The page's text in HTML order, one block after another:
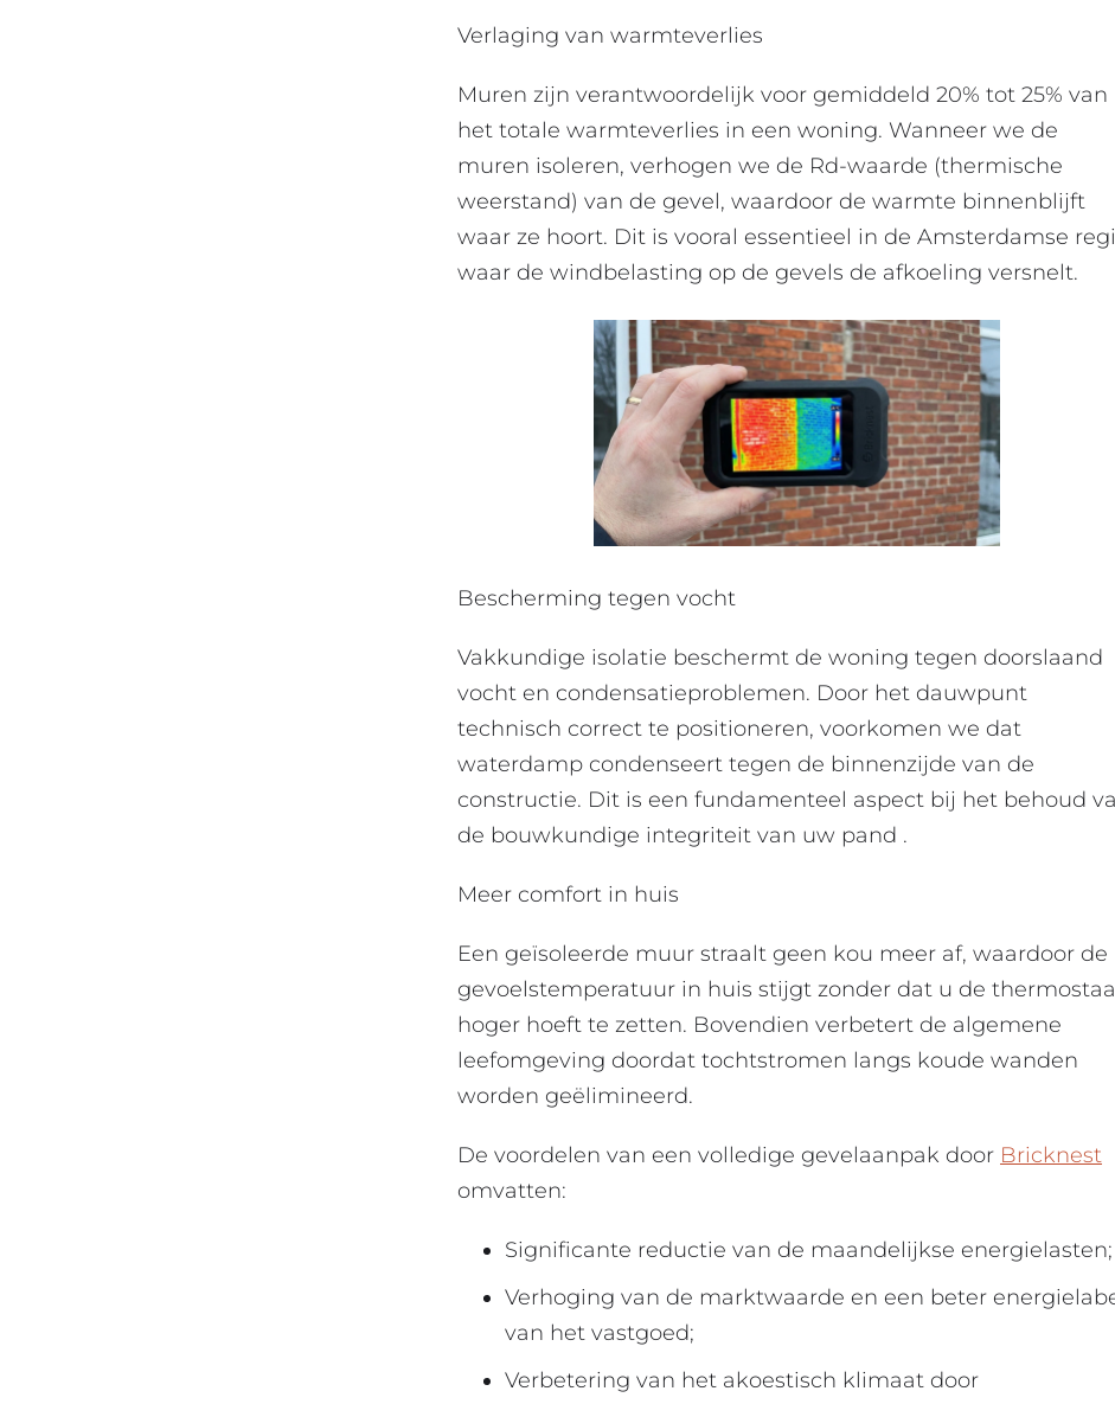
Verlaging van warmteverlies
Muren zijn verantwoordelijk voor gemiddeld 20% tot 25% van
het totale warmteverlies in een woning. Wanneer we de
muren isoleren, verhogen we de Rd-waarde (thermische
weerstand) van de gevel, waardoor de warmte binnenblijft
waar ze hoort. Dit is vooral essentieel in de Amsterdamse
waar de windbelasting op de gevels de afkoeling versnelt.
Bescherming tegen vocht
Vakkundige isolatie beschermt de woning tegen doorslaand
vocht en condensatieproblemen. Door het dauwpunt
technisch correct te positioneren, voorkomen we dat
waterdamp condenseert tegen de binnenzijde van de
constructie. Dit is een fundamenteel aspect bij het behoud
de bouwkundige integriteit van uw pand .
Meer comfort in huis
Een geïsoleerde muur straalt geen kou meer af, waardoor de
gevoelstemperatuur in huis stijgt zonder dat u de
hoger hoeft te zetten. Bovendien verbetert de algemene
leefomgeving doordat tochtstromen langs koude wanden
worden geëlimineerd.
De voordelen van een volledige gevelaanpak door Bricknest
omvatten:
Significante reductie van de maandelijkse energielasten;
Verhoging van de marktwaarde en een beter
van het vastgoed;
Verbetering van het akoestisch klimaat door